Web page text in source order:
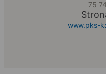
75
www.pks-